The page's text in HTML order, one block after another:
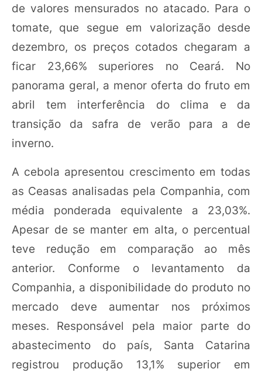
de valores mensurados no atacado. Para o
tomate, que segue em valorização desde
dezembro, os preços cotados chegaram a
ficar 23,66% superiores no Ceará. No
panorama geral, a menor oferta do fruto em
abril tem interferência do clima e da
transição da safra de verão para a de
inverno.
A cebola apresentou crescimento em todas
as Ceasas analisadas pela Companhia, com
média ponderada equivalente a 23,03%.
Apesar de se manter em alta, o percentual
teve redução em comparação ao mês
anterior. Conforme o levantamento da
Companhia, a disponibilidade do produto no
mercado deve aumentar nos próximos
meses. Responsável pela maior parte do
abastecimento do país, Santa Catarina
registrou produção 13,1% superior em